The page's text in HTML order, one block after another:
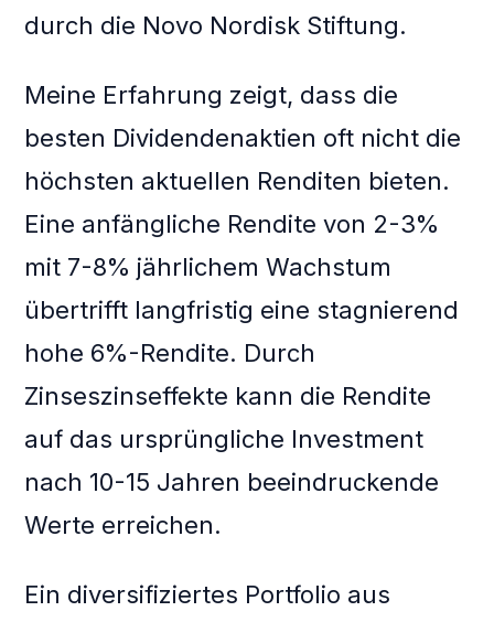
durch die Novo Nordisk Stiftung.
Meine Erfahrung zeigt, dass die
besten Dividendenaktien oft nicht die
höchsten aktuellen Renditen bieten.
Eine anfängliche Rendite von 2-3%
mit 7-8% jährlichem Wachstum
übertrifft langfristig eine stagnierend
hohe 6%-Rendite. Durch
Zinseszinseffekte kann die Rendite
auf das ursprüngliche Investment
nach 10-15 Jahren beeindruckende
Werte erreichen.
Ein diversifiziertes Portfolio aus